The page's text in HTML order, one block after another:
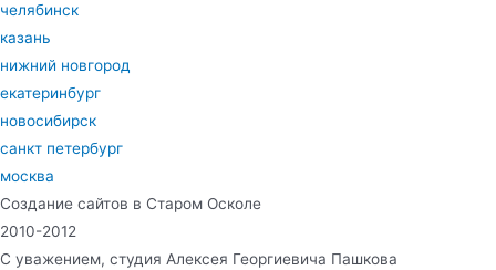
челябинск
казань
нижний новгород
екатеринбург
новосибирск
санкт петербург
москва
Создание сайтов в Старом Осколе
2010-2012
С уважением, студия Алексея Георгиевича Пашкова